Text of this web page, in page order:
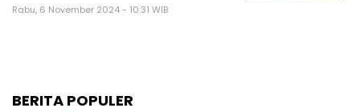
Rabu, 6 November 2024 - 10:31 WIB
BERITA POPULER